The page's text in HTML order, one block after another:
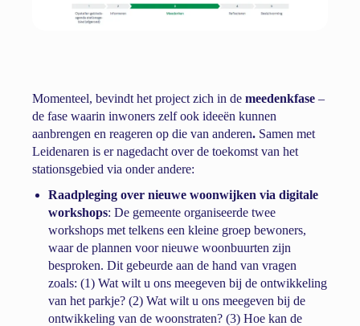
Momenteel, bevindt het project zich in de meedenkfase –
de fase waarin inwoners zelf ook ideeën kunnen
aanbrengen en reageren op die van anderen. Samen met
Leidenaren is er nagedacht over de toekomst van het
stationsgebied via onder andere:
Raadpleging over nieuwe woonwijken via digitale
workshops: De gemeente organiseerde twee
workshops met telkens een kleine groep bewoners,
waar de plannen voor nieuwe woonbuurten zijn
besproken. Dit gebeurde aan de hand van vragen
zoals: (1) Wat wilt u ons meegeven bij de ontwikkeling
van het parkje? (2) Wat wilt u ons meegeven bij de
ontwikkeling van de woonstraten? (3) Hoe kan de